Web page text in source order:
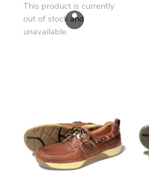
This product is currently
out of stock and
unavailable.